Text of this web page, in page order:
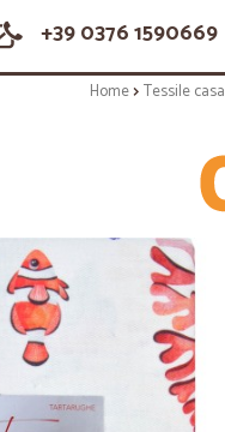
+39 0376 1590669
Home Tessile casa